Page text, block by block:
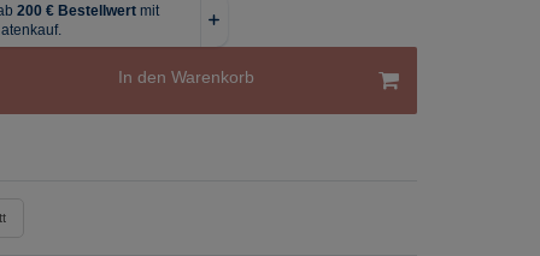
In den Warenkorb